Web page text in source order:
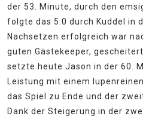
der 53. Minute, durch den
folgte das 5:0 durch Kuddel in
Nachsetzen erfolgreich war
guten Gästekeeper,
setzte heute Jason in der 60.
Leistung mit einem
das Spiel zu Ende und der
Dank der Steigerung in der